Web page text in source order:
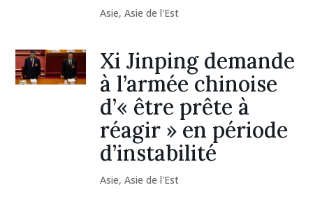
Asie,Asie de l'Est
Xi Jinping demande
à l’armée chinoise
d’« être prête à
réagir » en période
d’instabilité
Asie,Asie de l'Est